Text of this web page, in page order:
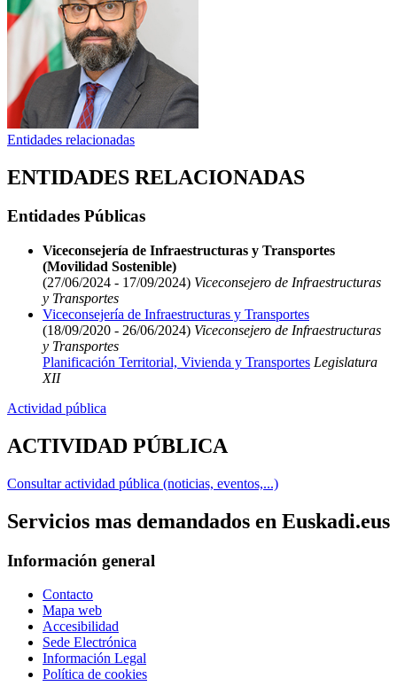
Entidades relacionadas
ENTIDADES RELACIONADAS
Entidades Públicas
Viceconsejería de Infraestructuras y Transportes
(Movilidad Sostenible)
(27/06/2024 - 17/09/2024) Viceconsejero de Infraestructuras
y Transportes
Viceconsejería de Infraestructuras y Transportes
(18/09/2020 - 26/06/2024) Viceconsejero de Infraestructuras
y Transportes
Planificación Territorial, Vivienda y Transportes Legislatura
XII
Actividad pública
ACTIVIDAD PÚBLICA
Consultar actividad pública (noticias, eventos,...)
Servicios mas demandados en Euskadi.eus
Información general
Contacto
Mapa web
Accesibilidad
Sede Electrónica
Información Legal
Política de cookies